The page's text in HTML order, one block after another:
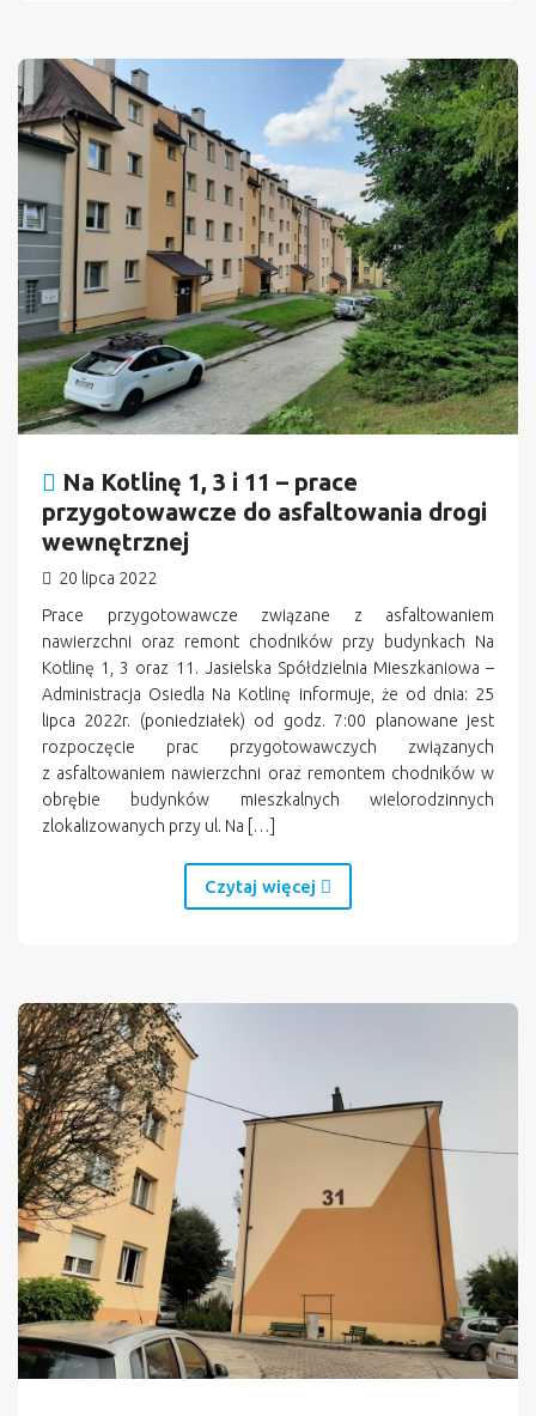
Na Kotlinę 1, 3 i 11 – prace
przygotowawcze do asfaltowania drogi
wewnętrznej
20 lipca 2022
Prace przygotowawcze związane z asfaltowaniem
nawierzchni oraz remont chodników przy budynkach Na
Kotlinę 1, 3 oraz 11. Jasielska Spółdzielnia Mieszkaniowa –
Administracja Osiedla Na Kotlinę informuje, że od dnia: 25
lipca 2022r. (poniedziałek) od godz. 7:00 planowane jest
rozpoczęcie prac przygotowawczych związanych
z asfaltowaniem nawierzchni oraz remontem chodników w
obrębie budynków mieszkalnych wielorodzinnych
zlokalizowanych przy ul. Na […]
Czytaj więcej